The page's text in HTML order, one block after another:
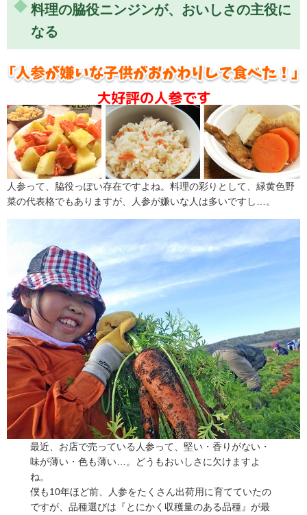
料理の脇役ニンジンが、おいしさの主役に
なる
人参って、脇役っぽい存在ですよね。料理の彩りとして、緑黄色野
菜の代表格でもありますが、人参が嫌いな人は多いですし…。
最近、お店で売っている人参って、堅い・香りがない・
味が薄い・色も薄い…。どうもおいしさに欠けますよ
ね。
僕も10年ほど前、人参をたくさん出荷用に育てていたの
ですが、品種選びは『とにかく収穫量のある品種』が最